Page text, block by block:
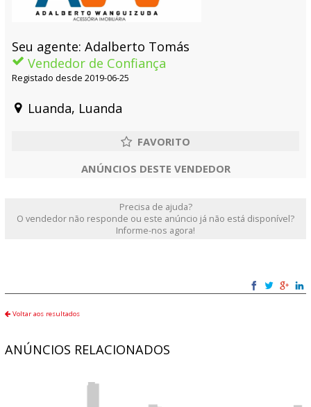
Seu agente: Adalberto Tomás
Vendedor de Confiança
Registado desde 2019-06-25
Luanda, Luanda
ANÚNCIOS DESTE VENDEDOR
Precisa de ajuda?
O vendedor não responde ou este anúncio já não está disponível?
Informe-nos agora!
Voltar aos resultados
ANÚNCIOS RELACIONADOS